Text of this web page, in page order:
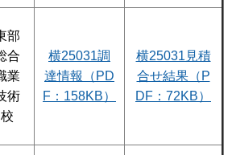
部
合
業
術
校
横25031調
達情報（PD
F：158KB）
横25031見積
合せ結果（P
DF：72KB）